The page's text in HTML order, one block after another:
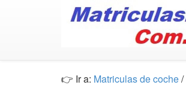
👉 Ir a: Matriculas de coche/